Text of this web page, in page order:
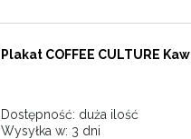
Plakat COFFEE CULTURE
Dostępność: duża ilość
Wysyłka w: 3 dni